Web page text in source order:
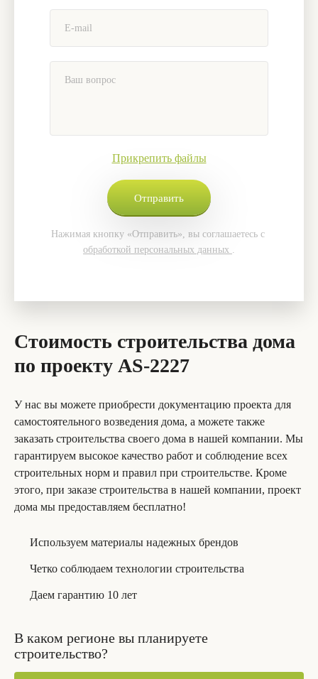
Прикрепить файлы
Нажимая кнопку «Отправить», вы соглашаетесь с
обработкой персональных данных .
Стоимость строительства дома
по проекту AS-2227
У нас вы можете приобрести документацию проекта для
самостоятельного возведения дома, а можете также
заказать строительства своего дома в нашей компании. Мы
гарантируем высокое качество работ и соблюдение всех
строительных норм и правил при строительстве. Кроме
этого, при заказе строительства в нашей компании, проект
дома мы предоставляем бесплатно!
Используем материалы надежных брендов
Четко соблюдаем технологии строительства
Даем гарантию 10 лет
В каком регионе вы планируете
строительство?